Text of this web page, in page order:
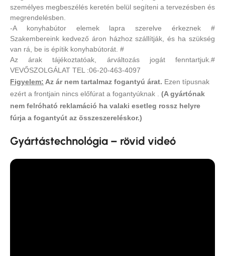
személyes megbeszélés keretén belül segíteni a tervezésben és
megrendelésben.
-A konyhabútor elemek lapra szerelve érkeznek #
Szakembereink kedvező áron házhoz szállítják, és ha szükség
van rá, be is építik konyhabútorát. #
Az árak tájékoztatóak, árváltozás jogát fenntartjuk.#
VEVŐSZOLGÁLAT TEL :06-20-463-4097
Figyelem: Az ár nem tartalmaz fogantyú árat. Ezen típusnak
ezért a frontjain nincs előfúrat a fogantyúknak . (A gyártónak
nem felróható reklamáció ha valaki esetleg rossz helyre
fúrja a fogantyút az összeszereléskor.)
Gyártástechnológia – rövid videó